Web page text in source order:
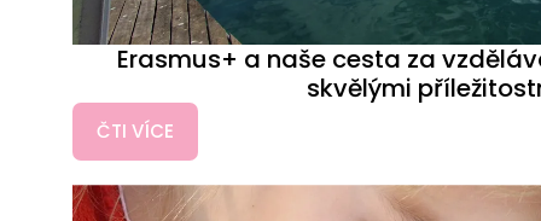
Erasmus+ a naše cesta za
skvělými
ČTI VÍCE